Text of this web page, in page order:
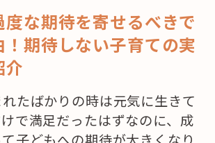
な期待を寄せるべきで
！期待しない子育ての実
介
たばかりの時は元気に生きて
で満足だったはずなのに、成